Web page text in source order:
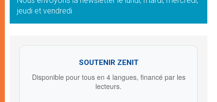
jeudi et vendredi
SOUTENIR ZENIT
Disponible pour tous en 4 langues, financé par les
lecteurs.